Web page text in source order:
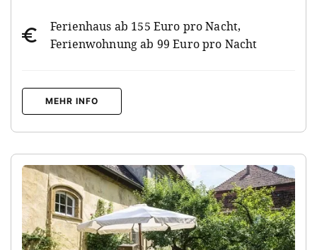
Ferienhaus ab 155 Euro pro Nacht,
Ferienwohnung ab 99 Euro pro Nacht
MEHR INFO